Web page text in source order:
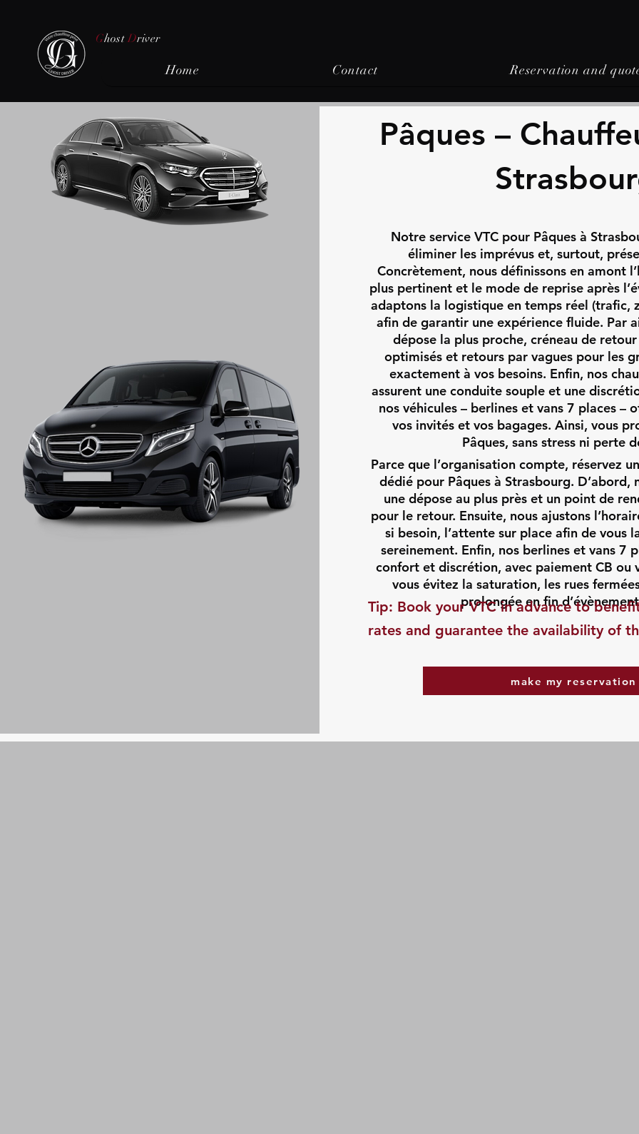
Ghost Driver
Home Contact Reservation and
Pâques –
Notre service VTC pour Pâques à
éliminer les imprévus et, surtout,
Concrètement, nous définissons en amont
plus pertinent et le mode de reprise après
adaptons la logistique en temps réel (trafic,
afin de garantir une expérience fluide. Par
dépose la plus proche, créneau de
optimisés et retours par vagues pour les
exactement à vos besoins. Enfin, nos
assurent une conduite souple et une
nos véhicules – berlines et vans 7 places –
vos invités et vos bagages. Ainsi, vous
Pâques, sans stress ni perte
Parce que l’organisation compte, réservez
dédié pour Pâques à Strasbourg. D’abord,
une dépose au plus près et un point de
pour le retour. Ensuite, nous ajustons
si besoin, l’attente sur place afin de vous
sereinement. Enfin, nos berlines et vans 7
confort et discrétion, avec paiement CB ou
vous évitez la saturation, les rues
prolongée en fin
​Tip: Book your VTC in advance to
rates and guarantee the availability of
make my reservation